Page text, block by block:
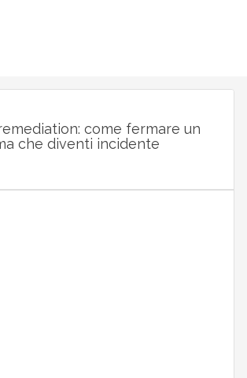
come fermare un
che diventi incidente